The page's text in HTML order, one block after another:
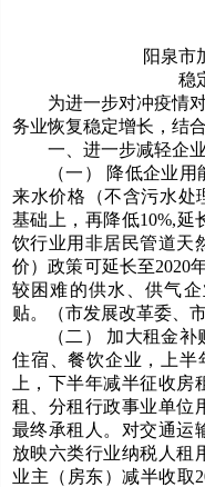
阳泉市
稳
为进一步对冲疫情
务业恢复稳定增长，结
一、进一步减轻企
（一） 降低企业
来水价格（不含污水处
基础上，再降低10%,延
饮行业用非居民管道天
价）政策可延长至2020
较困难的供水、供气
贴。（市发展改革委、
（二） 加大租金
住宿、餐饮企业，上半
上，下半年减半征收
租、分租行政事业单位
最终承租人。对交通运
放映六类行业纳税人租
业主（房东）减半收取